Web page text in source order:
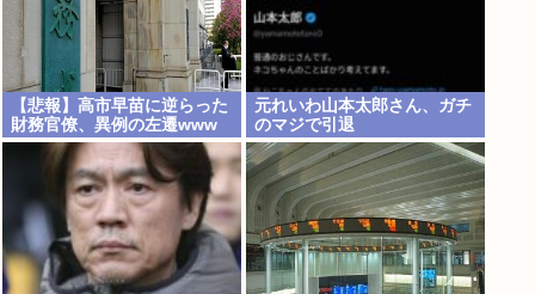
【悲報】高市早苗に逆らった
財務官僚、異例の左遷www
元れいわ山本太郎さん、ガチ
のマジで引退